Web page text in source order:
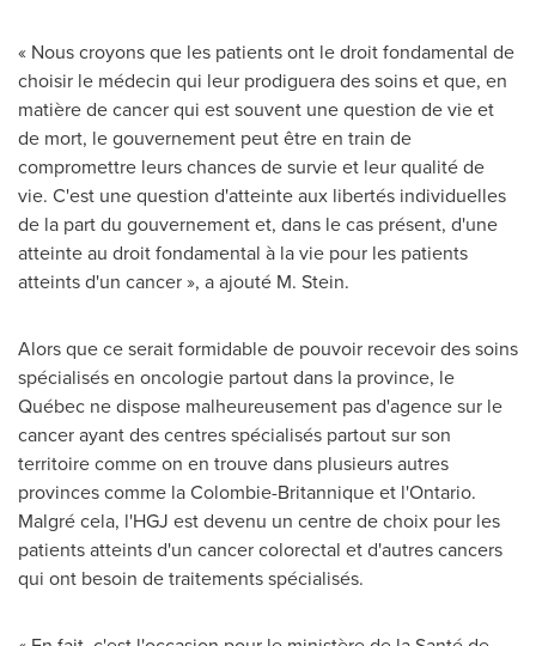
« Nous croyons que les patients ont le droit fondamental de
choisir le médecin qui leur prodiguera des soins et que, en
matière de cancer qui est souvent une question de vie et
de mort, le gouvernement peut être en train de
compromettre leurs chances de survie et leur qualité de
vie. C'est une question d'atteinte aux libertés individuelles
de la part du gouvernement et, dans le cas présent, d'une
atteinte au droit fondamental à la vie pour les patients
atteints d'un cancer », a ajouté M. Stein.
Alors que ce serait formidable de pouvoir recevoir des soins
spécialisés en oncologie partout dans la province, le
Québec ne dispose malheureusement pas d'agence sur le
cancer ayant des centres spécialisés partout sur son
territoire comme on en trouve dans plusieurs autres
provinces comme la Colombie-Britannique et l'Ontario.
Malgré cela, l'HGJ est devenu un centre de choix pour les
patients atteints d'un cancer colorectal et d'autres cancers
qui ont besoin de traitements spécialisés.